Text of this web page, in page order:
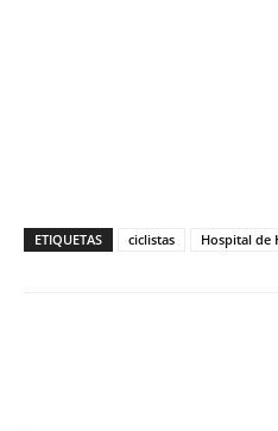
ETIQUETAS ciclistas Hospital de